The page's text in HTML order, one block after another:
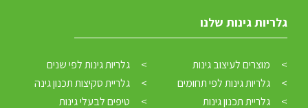
גלריות גינות שלנו
מוצרים לעיצוב גינות
גלריות גינות לפי שנים
גלריות גינות לפי תחומים
גלריית סקיצות תכנון גינה
גלריית תכנון גינות
טיפים לבעלי גינות